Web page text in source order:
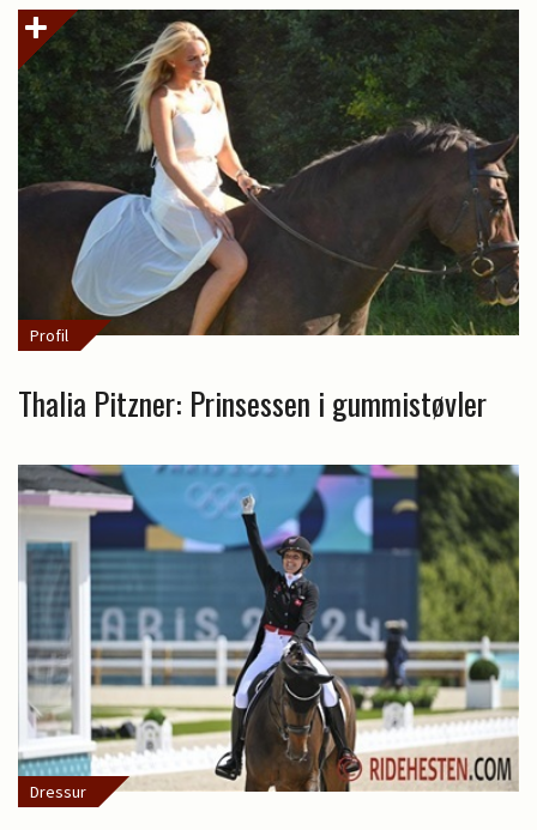
Profil
Thalia Pitzner: Prinsessen i gummistøvler
Dressur